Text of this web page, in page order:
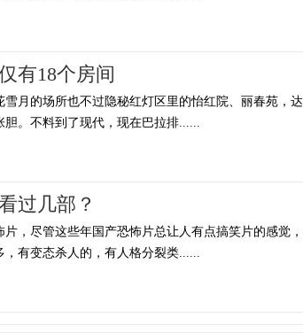
有18个房间
月的场所也不过隐秘红灯区里的怡红院、丽春苑，
。不料到了现代，现在巴拉排......
过几部？
，尽管这些年国产恐怖片总让人有点搞笑片的感觉
有变态杀人的，有人格分裂类......